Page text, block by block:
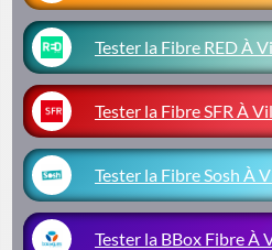
Tester la Fibre RED À
Tester la Fibre SFR À
Tester la Fibre Sosh À
Tester la BBox Fibre À